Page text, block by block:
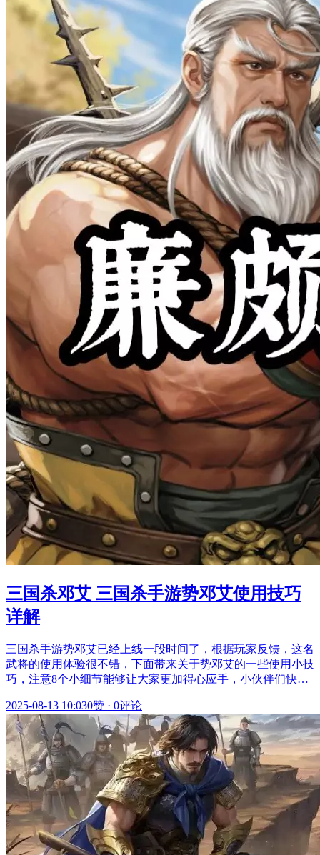
三国杀邓艾 三国杀手游势邓艾使用技巧
详解
三国杀手游势邓艾已经上线一段时间了，根据玩家反馈，这名
武将的使用体验很不错，下面带来关于势邓艾的一些使用小技
巧，注意8个小细节能够让大家更加得心应手，小伙伴们快…
2025-08-13 10:030赞 · 0评论